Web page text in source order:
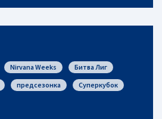
Nirvana Weeks
Битва Лиг
предсезонка
Суперкубок